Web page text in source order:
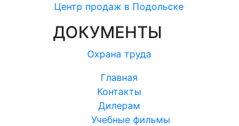
Центр продаж в Подольске
ДОКУМЕНТЫ
Охрана труда
Главная
Контакты
Дилерам
Учебные фильмы